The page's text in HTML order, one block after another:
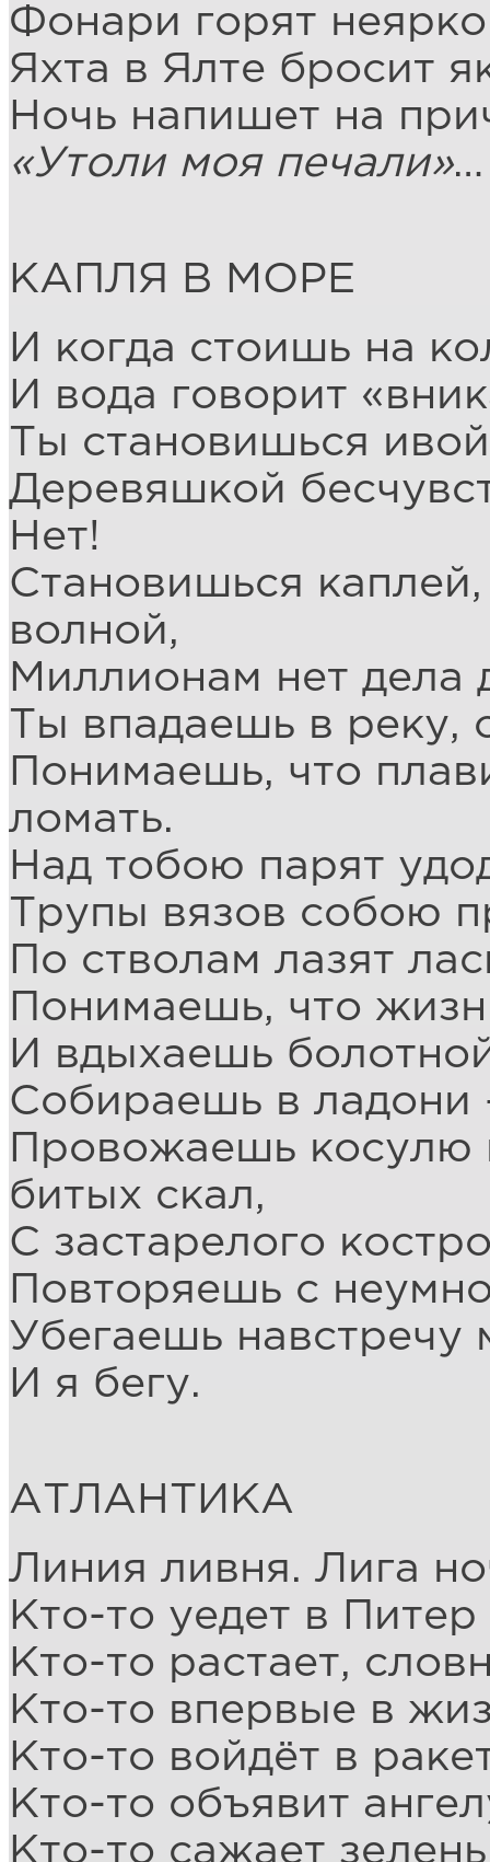
Фонари горят
Яхта в Ялте бросит
Ночь напишет на
«Утоли моя печали»…
КАПЛЯ В МОРЕ
И когда стоишь на
И вода говорит
Ты становишься
Деревяшкой
Нет!
Становишься
волной,
Миллионам нет дела
Ты впадаешь в реку,
Понимаешь, что
ломать.
Над тобою парят
Трупы вязов собою
По стволам лазят
Понимаешь, что
И вдыхаешь
Собираешь в ладони
Провожаешь косулю
битых скал,
С застарелого
Повторяешь с
Убегаешь
И я бегу.
АТЛАНТИКА
Линия ливня. Лига
Кто-то уедет в
Кто-то растает,
Кто-то впервые в
Кто-то войдёт в
Кто-то объявит
Кто-то сажает